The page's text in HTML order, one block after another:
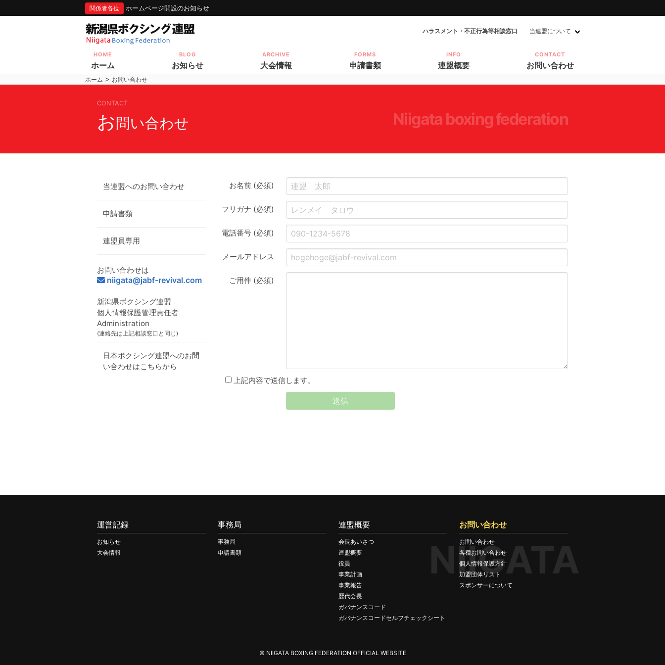
関係者各位 ホームページ開設のお知らせ
ハラスメント・不正行為等相談窓口 当連盟について
HOME
ホーム
BLOG
お知らせ
ARCHIVE
大会情報
FORMS
申請書類
INFO
連盟概要
CONTACT
お問い合わせ
ホーム > お問い合わせ
niigata boxing federation
CONTACT
お問い合わせ
当連盟へのお問い合わせ
申請書類
連盟員専用
お問い合わせは
niigata@jabf-revival.com
新潟県ボクシング連盟
個人情報保護管理責任者
Administration
(連絡先は上記相談窓口と同じ)
日本ボクシング連盟へのお問
い合わせはこちらから
お名前 (必須)
フリガナ (必須)
電話番号 (必須)
メールアドレス
ご用件 (必須)
上記内容で送信します。
NIIGATA
運営記録
お知らせ
大会情報
事務局
事務局
申請書類
連盟概要
会長あいさつ
連盟概要
役員
事業計画
事業報告
歴代会長
ガバナンスコード
ガバナンスコードセルフチェックシート
お問い合わせ
お問い合わせ
各種お問い合わせ
個人情報保護方針
加盟団体リスト
スポンサーについて
© NIIGATA BOXING FEDERATION OFFICIAL WEBSITE